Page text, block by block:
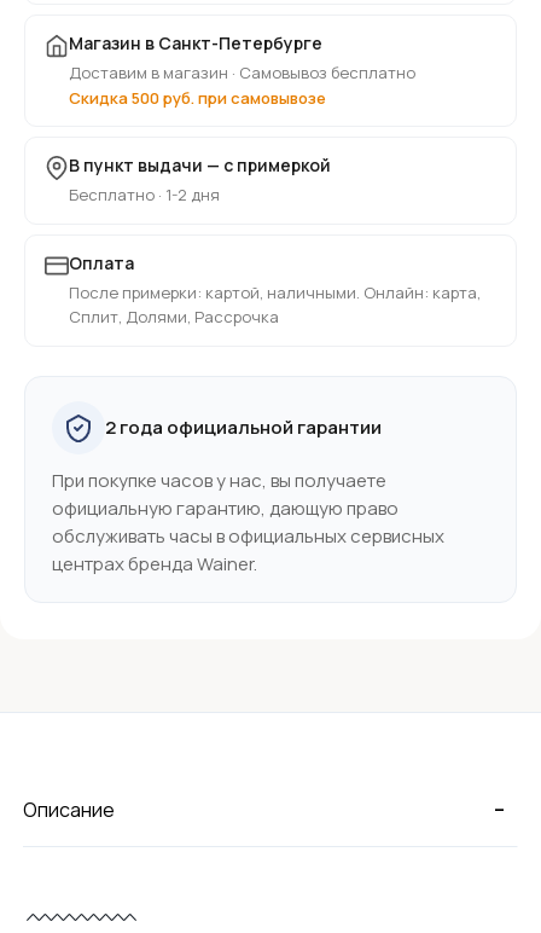
Магазин в Санкт-Петербурге
Доставим в магазин · Самовывоз бесплатно
Скидка 500 руб. при самовывозе
В пункт выдачи — с примеркой
Бесплатно · 1-2 дня
Оплата
После примерки: картой, наличными. Онлайн: карта,
Сплит, Долями, Рассрочка
2 года официальной гарантии
При покупке часов у нас, вы получаете
официальную гарантию, дающую право
обслуживать часы в официальных сервисных
центрах бренда Wainer.
-
Описание